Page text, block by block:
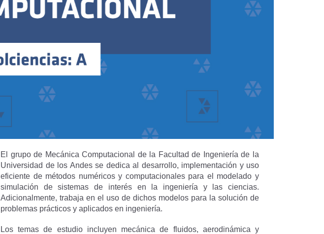
El grupo de Mecánica Computacional de la Facultad de Ingeniería de la
Universidad de los Andes se dedica al desarrollo, implementación y uso
eficiente de métodos numéricos y computacionales para el modelado y
simulación de sistemas de interés en la ingeniería y las ciencias.
Adicionalmente, trabaja en el uso de dichos modelos para la solución de
problemas prácticos y aplicados en ingeniería.
Los temas de estudio incluyen mecánica de fluidos, aerodinámica y